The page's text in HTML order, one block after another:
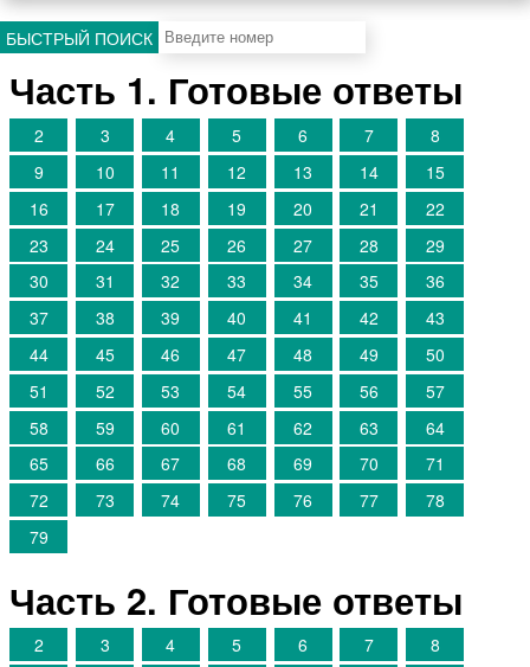
БЫСТРЫЙ ПОИСК
Часть 1. Готовые ответы
2 3 4 5 6 7
8
9
10 11 12 13 14
15
16
17 18 19 20 21
22
23
24 25 26 27 28
29
30
31 32 33 34 35
36
37
38 39 40 41 42
43
44
45 46 47 48 49
50
51
52 53 54 55 56
57
58
59 60 61 62 63
64
65
66 67 68 69 70
71
72
73 74 75 76 77
78
79
Часть 2. Готовые ответы
2 3 4 5 6 7
8